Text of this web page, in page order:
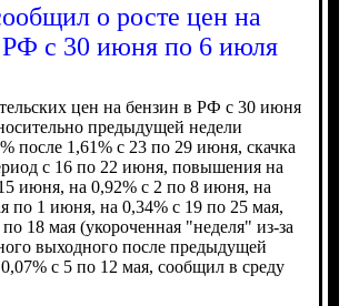
о росте цен на
РФ с 30 июня по 6 июля
цен на бензин в РФ с 30 июня
предыдущей недели
после 1,61% с 23 по 29 июня, скачка
с 16 по 22 июня, повышения на
июня, на 0,92% с 2 по 8 июня, на
по 1 июня, на 0,34% с 19 по 25 мая,
18 мая (укороченная "неделя" из-за
выходного после предыдущей
с 5 по 12 мая, сообщил в среду